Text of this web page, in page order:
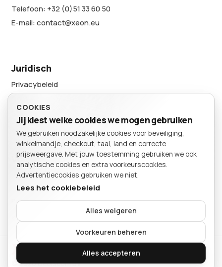
Telefoon: +32 (0)51 33 60 50
E-mail: contact@xeon.eu
Juridisch
Privacybeleid
Sitemap
Volg ons
Particulier Bedrijf
Kies of je als particulier of bedrijf winkelt.
Xeon International
© 2026 Debiscom BV
COOKIES
Jij kiest welke cookies we mogen gebruiken
We gebruiken noodzakelijke cookies voor beveiliging,
winkelmandje, checkout, taal, land en correcte
prijsweergave. Met jouw toestemming gebruiken we ook
analytische cookies en extra voorkeurscookies.
Advertentiecookies gebruiken we niet.
Lees het cookiebeleid
Alles weigeren
Voorkeuren beheren
Alles accepteren
BESTELLING
Winkelmand
Verder winkelen